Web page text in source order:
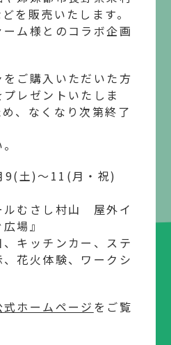
を販売いたします。
ム様とのコラボ企画
ご購入いただいた方
レゼントいたしま
、なくなり次第終了
9(土)～11(月・祝)
むさし村山 屋外イ
場』
キッチンカー、ステ
花火体験、ワークシ
式ホームページ をご覧